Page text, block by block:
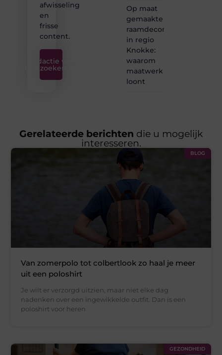
afwisseling
en
frisse
content.
Redactie van
Linkzoekertjes
Op maat
gemaakte
raamdecoratie
in regio
Knokke:
waarom
maatwerk
loont
Gerelateerde berichten die u mogelijk
interesseren.
BLOG
Van zomerpolo tot colbertlook zo haal je meer
uit een poloshirt
Je wilt er verzorgd uitzien, maar niet elke dag
nadenken over een ingewikkelde outfit. Dan is een
poloshirt voor heren
GEZONDHEID